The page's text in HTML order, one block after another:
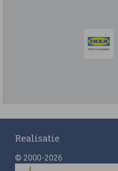
Impact consultant (manager)
Realisatie
© 2000-2026